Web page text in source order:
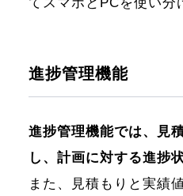
進捗管理機能
進捗管理機能では、見
し、計画に対する進捗
また、見積もりと実績